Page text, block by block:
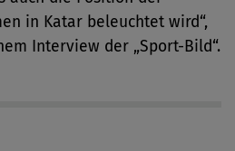
in Katar beleuchtet wird“,
Interview der „Sport-Bild“.